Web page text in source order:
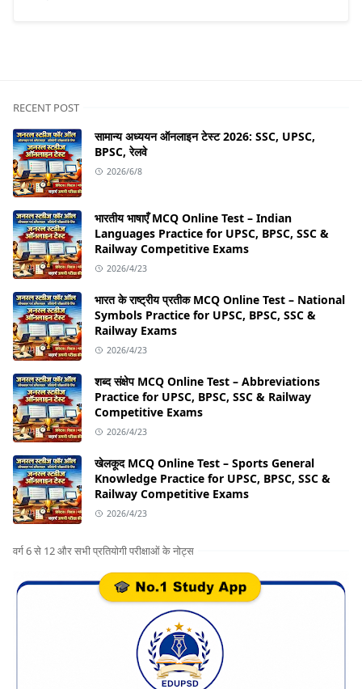
RECENT POST
सामान्य अध्ययन ऑनलाइन टेस्ट 2026: SSC, UPSC,
BPSC, रेलवे
2026/6/8
भारतीय भाषाएँ MCQ Online Test – Indian
Languages Practice for UPSC, BPSC, SSC &
Railway Competitive Exams
2026/4/23
भारत के राष्ट्रीय प्रतीक MCQ Online Test – National
Symbols Practice for UPSC, BPSC, SSC &
Railway Exams
2026/4/23
शब्द संक्षेप MCQ Online Test – Abbreviations
Practice for UPSC, BPSC, SSC & Railway
Competitive Exams
2026/4/23
खेलकूद MCQ Online Test – Sports General
Knowledge Practice for UPSC, BPSC, SSC &
Railway Competitive Exams
2026/4/23
वर्ग 6 से 12 और सभी प्रतियोगी परीक्षाओं के नोट्स